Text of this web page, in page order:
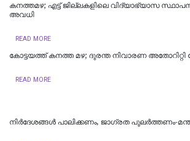
കനത്തമഴ; എട്ട് ജില്ലകളിലെ വിദ്യാഭ്യാസ
അവധി
READ MORE
കോട്ടയത്ത് കനത്ത മഴ; ദുരന്ത നിവാരണ
READ MORE
നിർദേശങ്ങൾ പാലിക്കണം, ജാഗ്രത പുലർത്തണം-